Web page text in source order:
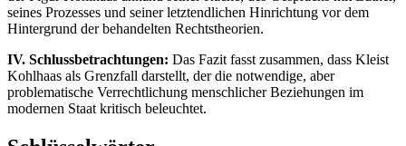
seines Prozesses und seiner letztendlichen Hinrichtung vor dem
Hintergrund der behandelten Rechtstheorien.
IV. Schlussbetrachtungen: Das Fazit fasst zusammen, dass Kleist
Kohlhaas als Grenzfall darstellt, der die notwendige, aber
problematische Verrechtlichung menschlicher Beziehungen im
modernen Staat kritisch beleuchtet.